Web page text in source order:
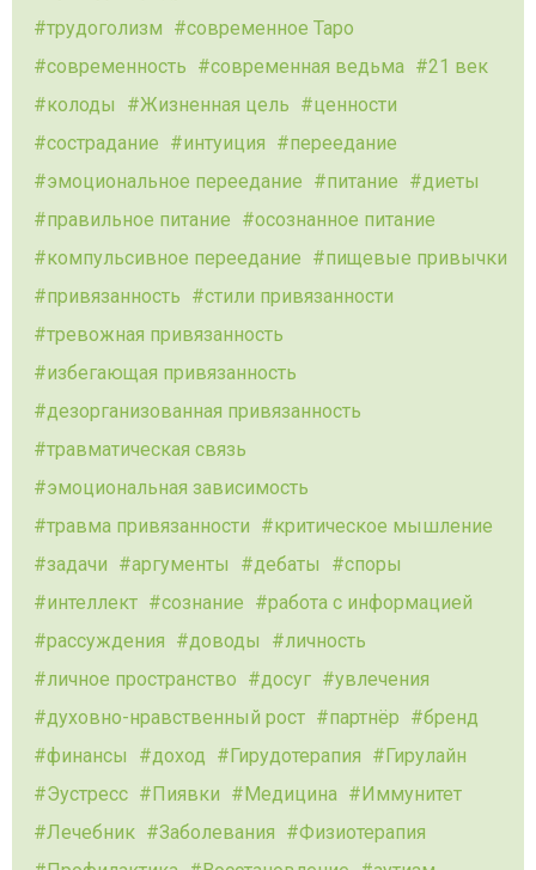
трудоголизм
современное Таро
современность
современная ведьма
21 век
колоды
Жизненная цель
ценности
сострадание
интуиция
переедание
эмоциональное переедание
питание
диеты
правильное питание
осознанное питание
компульсивное переедание
пищевые привычки
привязанность
стили привязанности
тревожная привязанность
избегающая привязанность
дезорганизованная привязанность
травматическая связь
эмоциональная зависимость
травма привязанности
критическое мышление
задачи
аргументы дебаты
споры
интеллект
сознание
работа с информацией
рассуждения
доводы
личность
личное пространство
досуг
увлечения
духовно-нравственный рост
партнёр
бренд
финансы
доход Гирудотерапия
Гирулайн
Эустресс
Пиявки Медицина
Иммунитет
Лечебник
Заболевания
Физиотерапия